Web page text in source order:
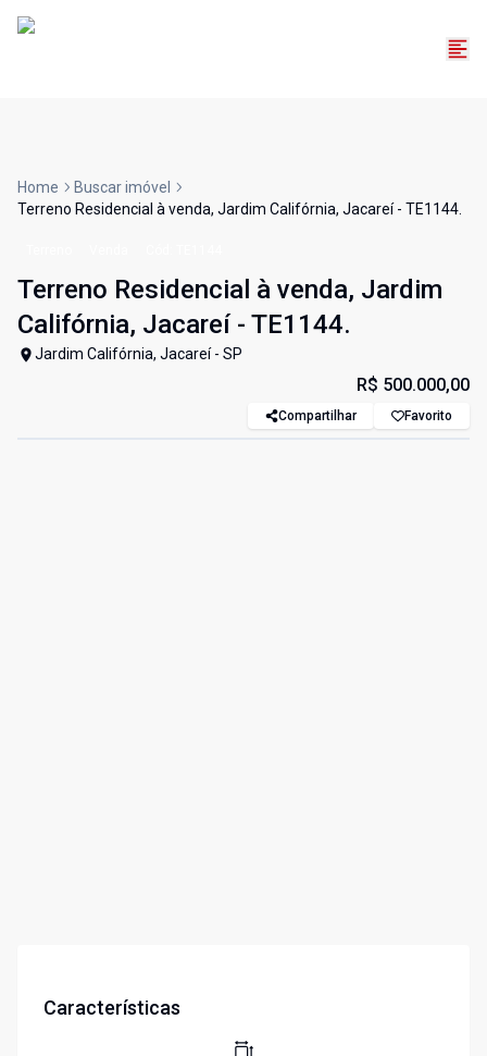
Home
Buscar imóvel
Terreno Residencial à venda, Jardim Califórnia, Jacareí - TE1144.
Terreno Residencial à venda, Jardim
Califórnia, Jacareí - TE1144.
Jardim Califórnia, Jacareí - SP
R$ 500.000,00
Compartilhar Favorito
Características